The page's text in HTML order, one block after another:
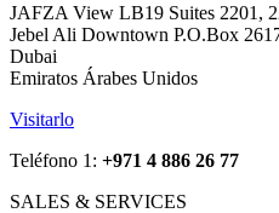
JAFZA View LB19 Suites 2201,
Jebel Ali Downtown P.O.Box
Dubai
Emiratos Árabes Unidos
Visitarlo
Teléfono 1: +971 4 886 26 77
SALES & SERVICES